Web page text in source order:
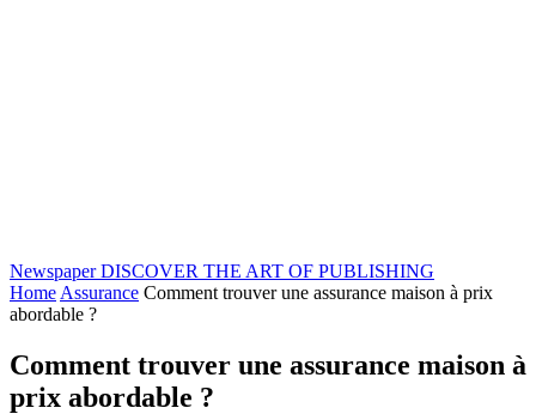
Newspaper DISCOVER THE ART OF PUBLISHING
Home Assurance Comment trouver une assurance maison à prix
abordable ?
Comment trouver une assurance maison à
prix abordable ?